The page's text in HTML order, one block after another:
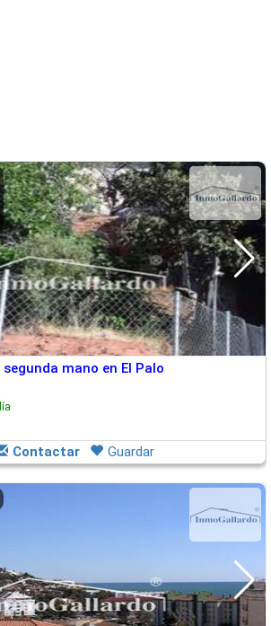
mano en El Palo
Contactar Guardar